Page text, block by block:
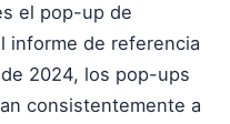
el pop-up de
informe de referencia
2024, los pop-ups
consistentemente a